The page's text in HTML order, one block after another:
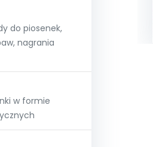
do piosenek,
nagrania
w formie